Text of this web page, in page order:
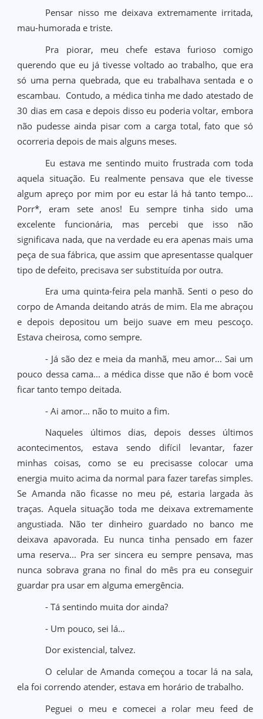
Pensar nisso me deixava extremamente irritada,
mau-humorada e triste.
Pra piorar, meu chefe estava furioso comigo
querendo que eu já tivesse voltado ao trabalho, que era
só uma perna quebrada, que eu trabalhava sentada e o
escambau. Contudo, a médica tinha me dado atestado de
30 dias em casa e depois disso eu poderia voltar, embora
não pudesse ainda pisar com a carga total, fato que só
ocorreria depois de mais alguns meses.
Eu estava me sentindo muito frustrada com toda
aquela situação. Eu realmente pensava que ele tivesse
algum apreço por mim por eu estar lá há tanto tempo...
Porr*, eram sete anos! Eu sempre tinha sido uma
excelente funcionária, mas percebi que isso não
significava nada, que na verdade eu era apenas mais uma
peça de sua fábrica, que assim que apresentasse qualquer
tipo de defeito, precisava ser substituída por outra.
Era uma quinta-feira pela manhã. Senti o peso do
corpo de Amanda deitando atrás de mim. Ela me abraçou
e depois depositou um beijo suave em meu pescoço.
Estava cheirosa, como sempre.
- Já são dez e meia da manhã, meu amor... Sai um
pouco dessa cama... a médica disse que não é bom você
ficar tanto tempo deitada.
- Ai amor... não to muito a fim.
Naqueles últimos dias, depois desses últimos
acontecimentos, estava sendo difícil levantar, fazer
minhas coisas, como se eu precisasse colocar uma
energia muito acima da normal para fazer tarefas simples.
Se Amanda não ficasse no meu pé, estaria largada às
traças. Aquela situação toda me deixava extremamente
angustiada. Não ter dinheiro guardado no banco me
deixava apavorada. Eu nunca tinha pensado em fazer
uma reserva... Pra ser sincera eu sempre pensava, mas
nunca sobrava grana no final do mês pra eu conseguir
guardar pra usar em alguma emergência.
- Tá sentindo muita dor ainda?
- Um pouco, sei lá…
Dor existencial, talvez.
O celular de Amanda começou a tocar lá na sala,
ela foi correndo atender, estava em horário de trabalho.
Peguei o meu e comecei a rolar meu feed de